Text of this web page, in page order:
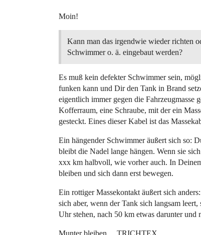
Moin!
Kann man das irgendwie wieder richten
Schwimmer o. ä. eingebaut werden?
Es muß kein defekter Schwimmer sein,
funken kann und Dir den Tank in Brand
eigentlich immer gegen die Fahrzeugmasse
Kofferraum, eine Schraube, mit der ein
gesteckt. Eines dieser Kabel ist das
Ein hängender Schwimmer äußert sich so:
bleibt die Nadel lange hängen. Wenn sie
xxx km halbvoll, wie vorher auch. In
bleiben und sich dann erst bewegen.
Ein rottiger Massekontakt äußert sich
sich aber, wenn der Tank sich langsam
Uhr stehen, nach 50 km etwas darunter
Munter bleiben… TRICHTEX